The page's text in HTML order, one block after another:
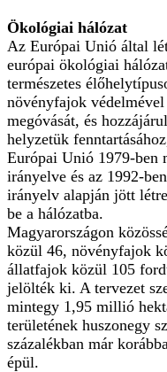
Ökológiai hálózat
Az Európai Unió által
európai ökológiai
természetes
növényfajok
megóvását, és
helyzetük
Európai Unió 1979-ben
irányelve és az 1992-
irányelv alapján jött
be a hálózatba.
Magyarországon
közül 46, növényfajok
állatfajok közül 105
jelölték ki. A tervezet
mintegy 1,95 millió
területének huszonegy
százalékban már
épül.